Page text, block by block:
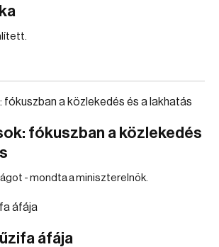
fókuszban a közlekedés
- mondta a miniszterelnök.
áfája